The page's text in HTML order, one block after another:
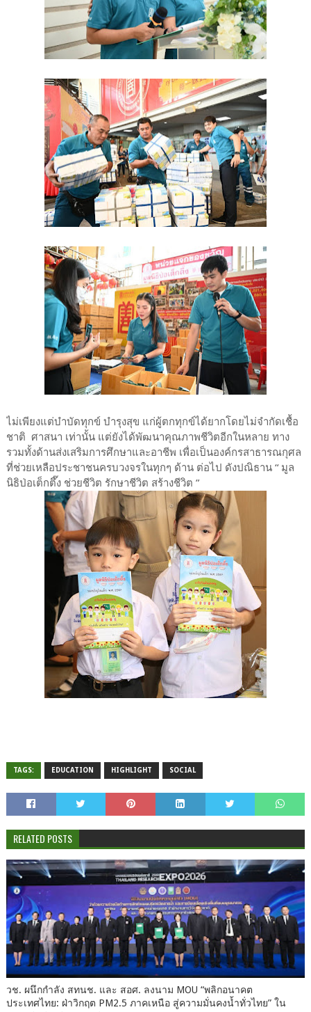
ไม่เพียงแต่บำบัดทุกข์ บำรุงสุข แก่ผู้ตกทุกข์ได้ยากโดยไม่จำกัดเชื้อ
ชาติ ศาสนา เท่านั้น แต่ยังได้พัฒนาคุณภาพชีวิตอีกในหลาย ทาง
รวมทั้งด้านส่งเสริมการศึกษาและอาชีพ เพื่อเป็นองค์กรสาธารณกุศล
ที่ช่วยเหลือประชาชนครบวงจรในทุกๆ ด้าน ต่อไป ดังปณิธาน “ มูล
นิธิป่อเต็กตึ๊ง ช่วยชีวิต รักษาชีวิต สร้างชีวิต ”
TAGS: EDUCATION HIGHLIGHT SOCIAL
RELATED POSTS
วช. ผนึกกำลัง สทนช. และ สอศ. ลงนาม MOU “พลิกอนาคต
ประเทศไทย: ฝ่าวิกฤต PM2.5 ภาคเหนือ สู่ความมั่นคงน้ำทั่วไทย” ใน